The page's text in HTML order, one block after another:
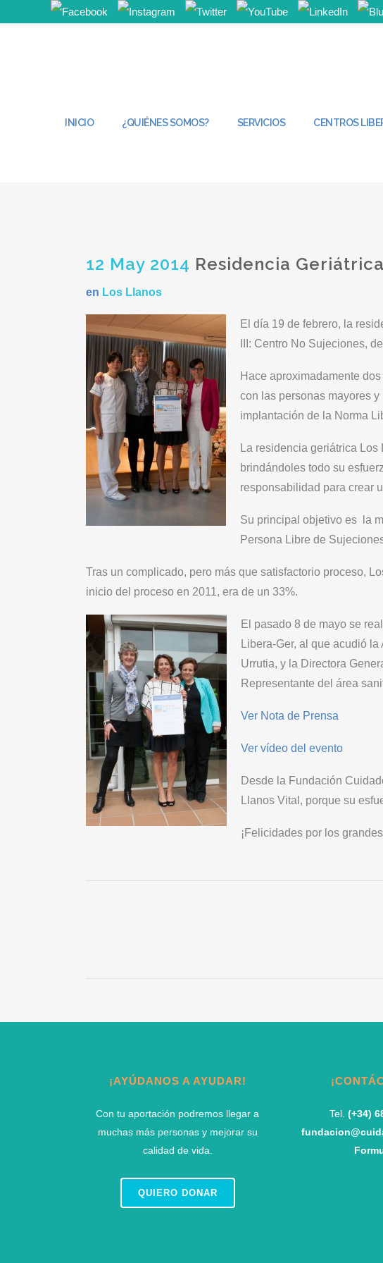
INICIO ¿QUIÉNES SOMOS? SERVICIOS CENTROS
12 May 2014 Residencia
en Los Llanos
El día 19 de febrero, la
III: Centro No Sujeciones,
Hace aproximadamente
con las personas mayores
implantación de la Norma
La residencia geriátrica
brindándoles todo su
responsabilidad para crear
Su principal objetivo es la
Persona Libre de
Tras un complicado, pero más que satisfactorio proceso,
inicio del proceso en 2011, era de un 33%.
El pasado 8 de mayo se
Libera-Ger, al que acudió
Urrutia, y la Directora
Representante del área
Ver Nota de Prensa
Ver vídeo del evento
Desde la Fundación
Llanos Vital, porque su
¡Felicidades por los
¡AYÚDANOS A AYUDAR!
Con tu aportación podremos llegar a
muchas más personas y mejorar su
calidad de vida.
QUIERO DONAR
Tel. (+34)